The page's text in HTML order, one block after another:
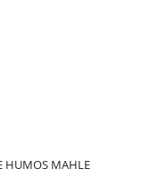
HUMOS MAHLE